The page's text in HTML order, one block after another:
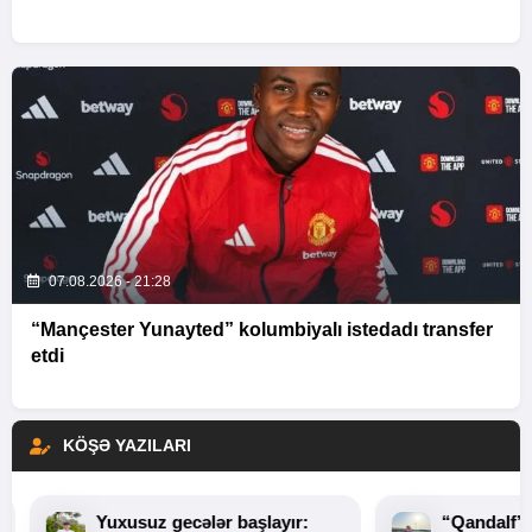
07.08.2026 - 21:28
“Mançester Yunayted” kolumbiyalı istedadı transfer
etdi
KÖŞƏ YAZILARI
Yuxusuz gecələr başlayır: